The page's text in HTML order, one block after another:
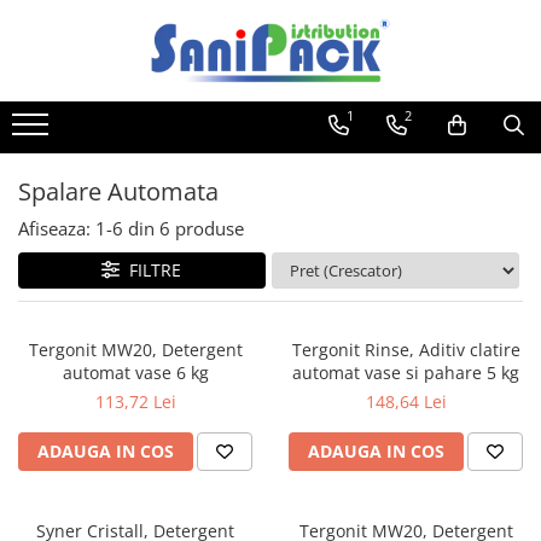
Toate Produsele
Produse de Curatenie
Sapunuri Lichide
Detergenti pentru Rufe
Dozare Manuala
Dozare Automata
Detergenti pentru Vase
Spalare Manuala
Detergenti Degresanti
Detergenti Dezincrustanti
Detergenti Pardoseli
1 2
Spalare Automata
Afiseaza: 1-6 din 6 produse
FILTRE
Tergonit MW20, Detergent
automat vase 6 kg
113,72 Lei
ADAUGA IN COS
Tergonit Rinse, Aditiv clatire
automat vase si pahare 5 kg
148,64 Lei
ADAUGA IN COS
Syner Cristall, Detergent
Tergonit MW20, Detergent